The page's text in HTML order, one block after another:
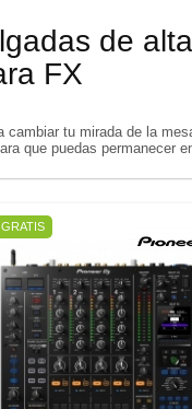
de
FX
tu mirada de la
que puedas permanecer